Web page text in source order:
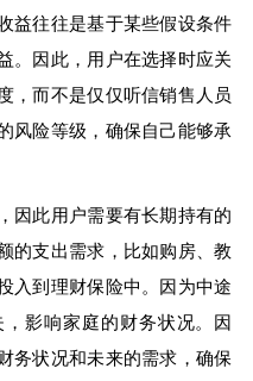
益往往是基于某些假设条件
。因此，用户在选择时应关
，而不是仅仅听信销售人员
风险等级，确保自己能够承
因此用户需要有长期持有的
的支出需求，比如购房、教
入到理财保险中。因为中途
影响家庭的财务状况。因
务状况和未来的需求，确保